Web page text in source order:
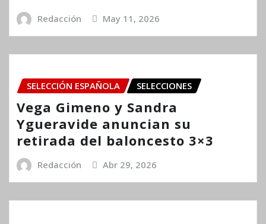
Redacción May 11, 2026
SELECCIÓN ESPAÑOLA SELECCIONES
Vega Gimeno y Sandra
Ygueravide anuncian su
retirada del baloncesto 3×3
Redacción Abr 29, 2026